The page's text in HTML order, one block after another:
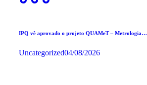
IPQ vê aprovado o projeto QUAMeT – Metrologia…
Uncategorized04/08/2026